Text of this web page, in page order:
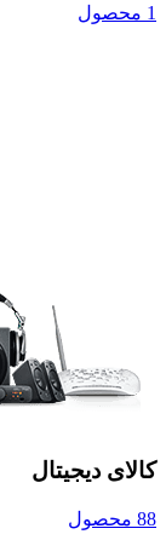
1 محصول
کالای دیجیتال
88 محصول